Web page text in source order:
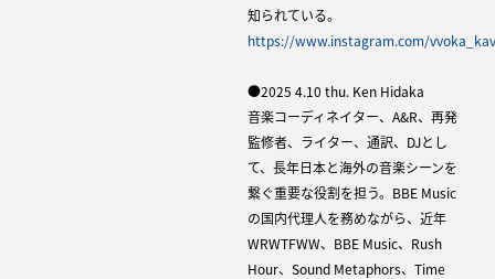
知られている。
https://www.instagram.com/
●2025 4.10 thu. Ken Hidaka
音楽コーディネイター、A&R、再発
監修者、ライター、通訳、DJとし
て、長年日本と海外の音楽シーンを
繋ぐ重要な役割を担う。BBE Music
の国内代理人を務めながら、近年
WRWTFWW、BBE Music、Rush
Hour、Sound Metaphors、Time